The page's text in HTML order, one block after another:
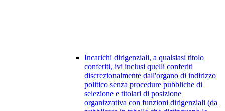
Incarichi dirigenziali, a qualsiasi titolo
conferiti, ivi inclusi quelli conferiti
discrezionalmente dall'organo di indirizzo
politico senza procedure pubbliche di
selezione e titolari di posizione
organizzativa con funzioni dirigenziali (da